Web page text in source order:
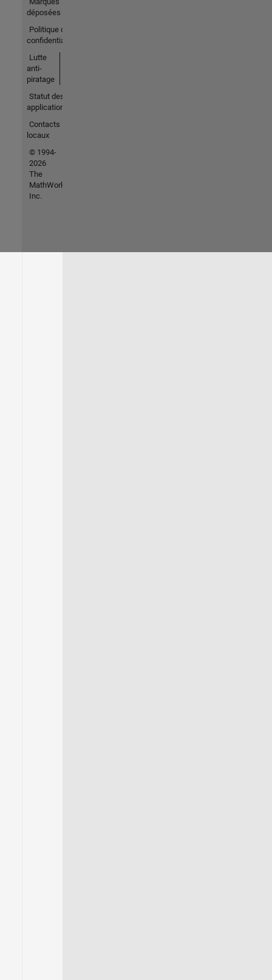
déposées
Politique de
confidentialité
Lutte
anti-
piratage
Statut des
applications
Contacts
locaux
© 1994-
2026
The
MathWorks,
Inc.